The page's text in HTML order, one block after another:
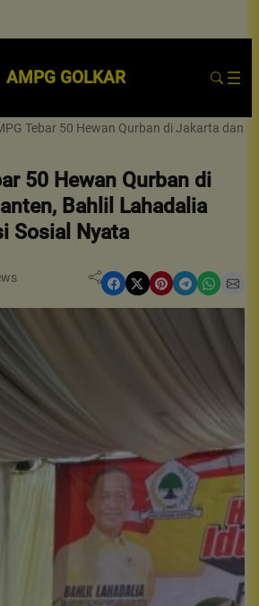
AMPG GOLKAR
Tebar 50 Hewan Qurban di Jakarta dan
50 Hewan Qurban di
Bahlil Lahadalia
Sosial Nyata
Share on Facebook Share on X Share on Pinterest Share on Telegram Share on WhatsApp Share on Email